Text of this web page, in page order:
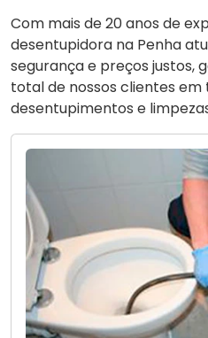
Com mais de 20 anos de
desentupidora na Penha
segurança e preços justos,
total de nossos clientes em
desentupimentos e